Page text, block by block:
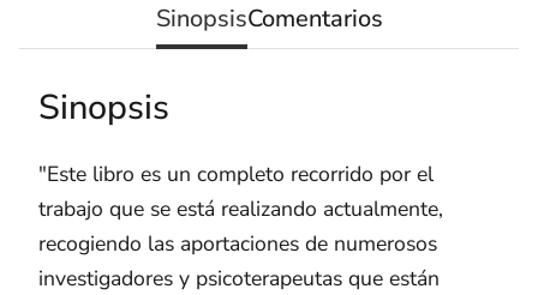
SinopsisComentarios
Sinopsis
"Este libro es un completo recorrido por el
trabajo que se está realizando actualmente,
recogiendo las aportaciones de numerosos
investigadores y psicoterapeutas que están